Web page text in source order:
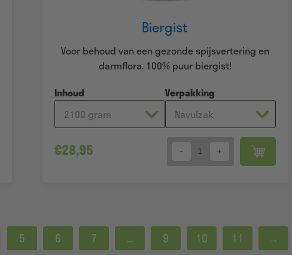
Biergist
Voor behoud van een gezonde spijsvertering en
darmflora. 100% puur biergist!
Inhoud
Verpakking
€28,95 Quantity
5 6 7 … 9 10 11 →